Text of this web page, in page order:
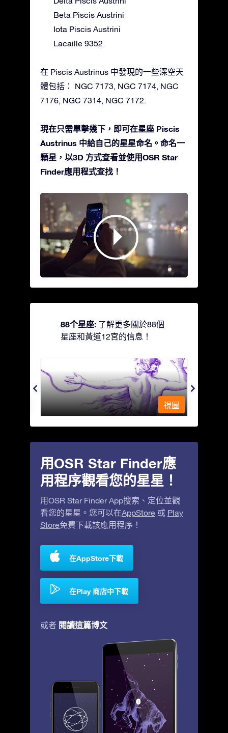
Beta Piscis Austrini
Iota Piscis Austrini
Lacaille 9352
在 Piscis Austrinus 中發現的一些深空天
體包括： NGC 7173, NGC 7174, NGC
7176, NGC 7314, NGC 7172.
現在只需單擊幾下，即可在星座 Piscis
Austrinus 中給自己的星星命名。命名一
顆星，以3D 方式查看並使用OSR Star
Finder應用程式查找！
88个星座: 了解更多關於88個
星座和黃道12宮的信息！
Andromeda - 被鐵鍊鎖著的少女
視圖
用OSR Star Finder應
用程序觀看您的星星！
用OSR Star Finder App搜索、定位並觀
看您的星星。您可以在AppStore 或 Play
Store免費下載該應用程序！
在AppStore下載
在Play 商店中下載
或者 閱讀這篇博文